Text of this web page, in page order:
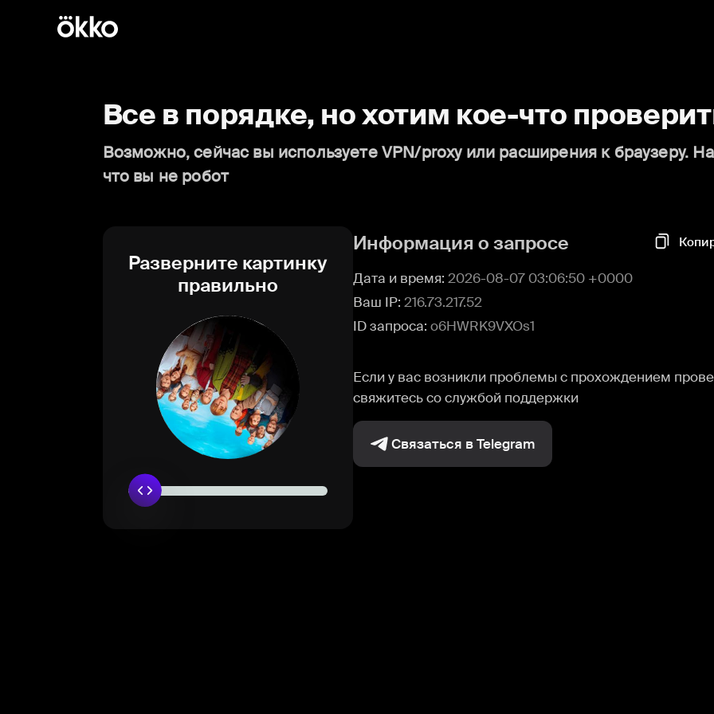
Все в порядке, но хотим кое-что
Возможно, сейчас вы используете VPN/proxy или расширения к браузеру.
что вы не робот
Разверните картинку
правильно
Информация о запросе
Дата и время: 2026-08-07 03:06:50 +0000
Ваш IP: 216.73.217.52
ID запроса: o6HWRK9VXOs1
Если у вас возникли проблемы с прохождением
свяжитесь со службой поддержки
Связаться в Telegram